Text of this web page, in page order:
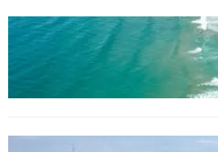
ИКОНОМИКА
Интерактивна
бази по